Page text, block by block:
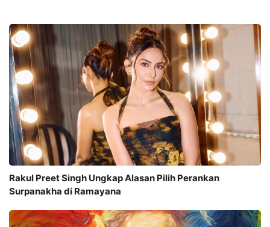
Rakul Preet Singh Ungkap Alasan Pilih Perankan
Surpanakha di Ramayana